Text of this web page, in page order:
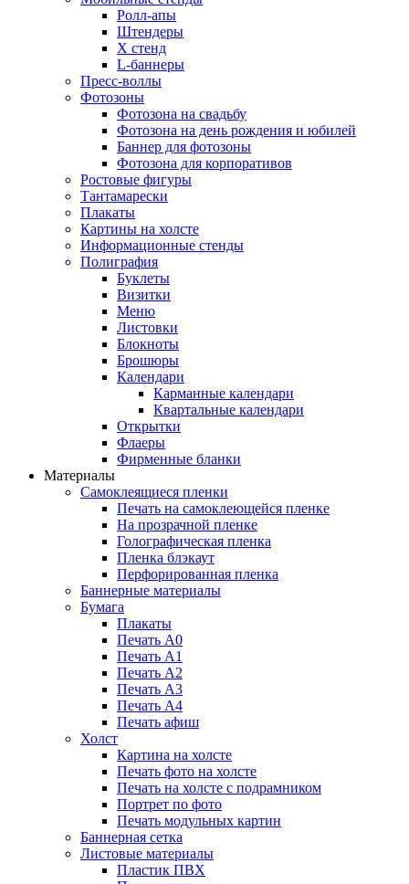
Ролл-апы
Штендеры
Х стенд
L-баннеры
Пресс-воллы
Фотозоны
Фотозона на свадьбу
Фотозона на день рождения и юбилей
Баннер для фотозоны
Фотозона для корпоративов
Ростовые фигуры
Тантамарески
Плакаты
Картины на холсте
Информационные стенды
Полиграфия
Буклеты
Визитки
Меню
Листовки
Блокноты
Брошюры
Календари
Карманные календари
Квартальные календари
Открытки
Флаеры
Фирменные бланки
Материалы
Самоклеящиеся пленки
Печать на самоклеющейся пленке
На прозрачной пленке
Голографическая пленка
Пленка блэкаут
Перфорированная пленка
Баннерные материалы
Бумага
Плакаты
Печать А0
Печать А1
Печать А2
Печать А3
Печать А4
Печать афиш
Холст
Картина на холсте
Печать фото на холсте
Печать на холсте с подрамником
Портрет по фото
Печать модульных картин
Баннерная сетка
Листовые материалы
Пластик ПВХ